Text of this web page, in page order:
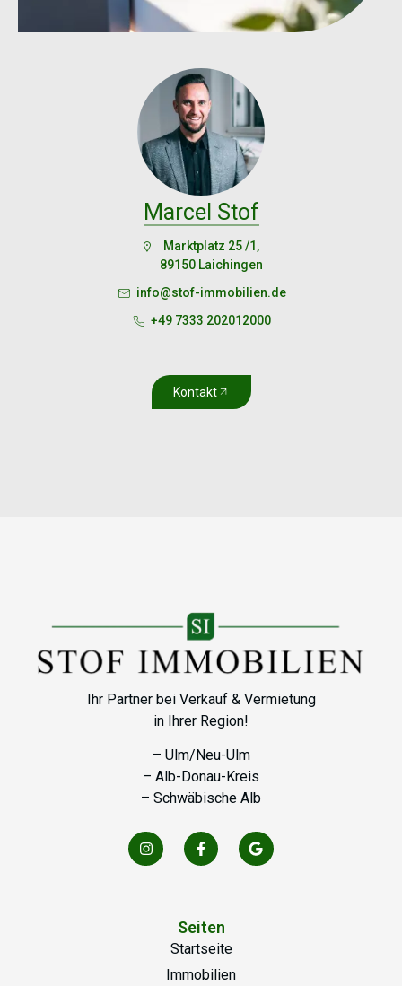
Marcel Stof
Marktplatz 25 /1,
89150 Laichingen
info@stof-immobilien.de
+49 7333 202012000
Kontakt
Ihr Partner bei Verkauf & Vermietung
in Ihrer Region!
– Ulm/Neu-Ulm
– Alb-Donau-Kreis
– Schwäbische Alb
Seiten
Startseite
Immobilien